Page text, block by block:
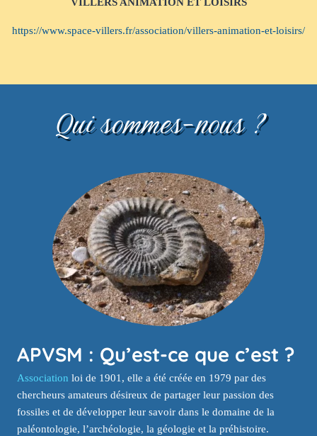
https://www.space-villers.fr/association/villers-animation-et-loisirs/
Qui sommes-nous ?
APVSM : Qu’est-ce que c’est ?
Association loi de 1901, elle a été créée en 1979 par des
chercheurs amateurs désireux de partager leur passion des
fossiles et de développer leur savoir dans le domaine de la
paléontologie, l’archéologie, la géologie et la préhistoire.